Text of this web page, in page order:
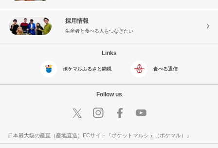
採用情報
生産者と食べる人をつなぎたい
Links
ポケマルふるさと納税 食べる通信
Follow us
日本最大級の産直（産地直送）ECサイト『ポケットマルシェ（ポケマル）』